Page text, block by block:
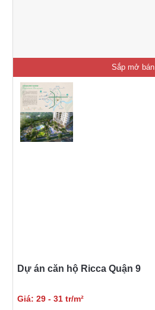
Sắp mở bán
Dự án căn hộ Ricca Quận 9
Giá: 29 - 31 tr/m²